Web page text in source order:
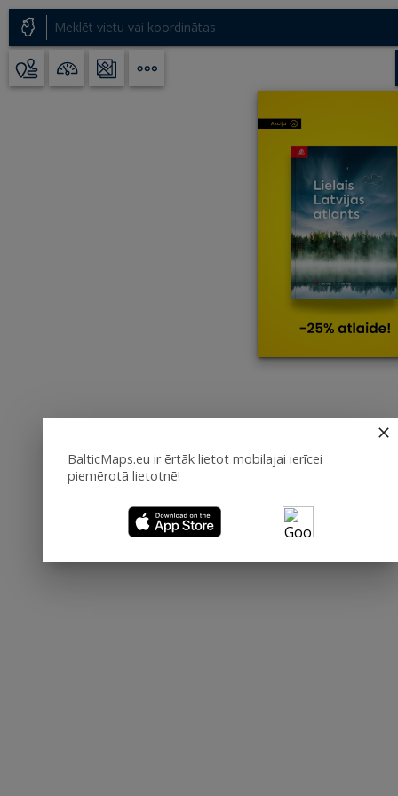
BalticMaps.eu ir ērtāk lietot mobilajai ierīcei
piemērotā lietotnē!